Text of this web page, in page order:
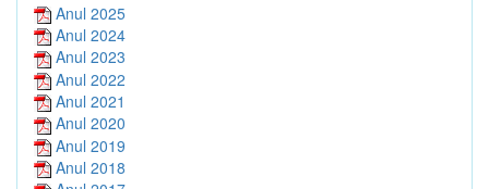
Anul 2025
Anul 2024
Anul 2023
Anul 2022
Anul 2021
Anul 2020
Anul 2019
Anul 2018